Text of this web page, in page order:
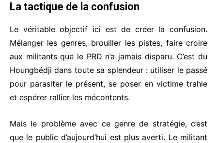
La tactique de la confusion
Le véritable objectif ici est de créer la confusion.
Mélanger les genres, brouiller les pistes, faire croire
aux militants que le PRD n’a jamais disparu. C’est du
Houngbédji dans toute sa splendeur : utiliser le passé
pour parasiter le présent, se poser en victime trahie
et espérer rallier les mécontents.
Mais le problème avec ce genre de stratégie, c’est
que le public d’aujourd’hui est plus averti. Le militant